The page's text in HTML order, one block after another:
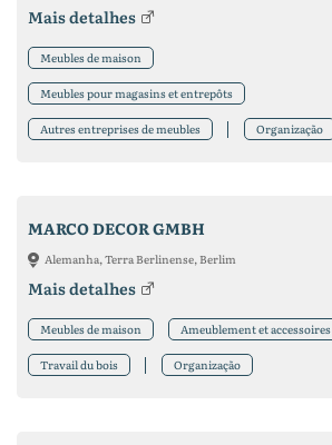
Mais detalhes
Meubles de maison
Meubles pour magasins et entrepôts
Autres entreprises de meubles Organização
MARCO DECOR GMBH
Alemanha, Terra Berlinense, Berlim
Mais detalhes
Meubles de maison Ameublement et accessoires
Travail du bois Organização